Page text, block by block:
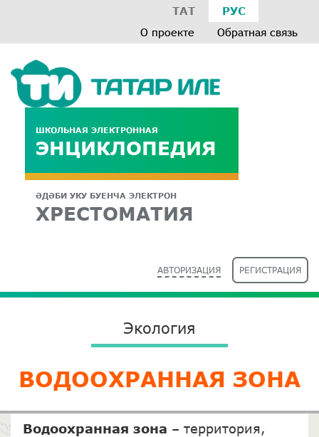
ТАТ РУС
О проекте Обратная связь
ШКОЛЬНАЯ ЭЛЕКТРОННАЯ
ЭНЦИКЛОПЕДИЯ
ӘДӘБИ УКУ БУЕНЧА ЭЛЕКТРОН
ХРЕСТОМАТИЯ
АВТОРИЗАЦИЯ РЕГИСТРАЦИЯ
Экология
ВОДООХРАННАЯ ЗОНА
Водоохранная зона – территория,